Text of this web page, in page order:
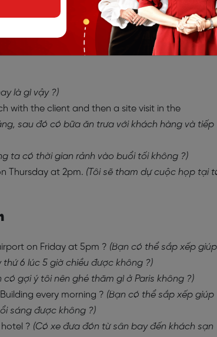
người đi làm khi đi công
là gì vậy ?)
with the client and then a site visit in the
sau đó có bữa ăn trưa với khách hàng và tiếp
ta có thời gian rảnh vào buổi tối không ?)
Thursday at 2pm. (Tôi sẽ tham dự cuộc họp tại
on Friday at 5pm ? (Bạn có thể sắp xếp giúp
6 lúc 5 giờ chiều được không ?)
có gợi ý tôi nên ghé thăm gì ở Paris không ?)
every morning ? (Bạn có thể sắp xếp giúp
sáng được không ?)
? (Có xe đưa đón từ sân bay đến khách sạn